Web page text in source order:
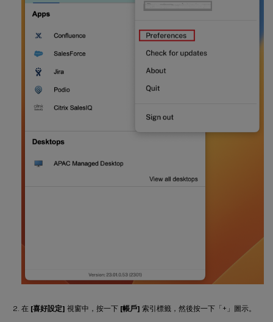
在 [喜好設定] 視窗中，按一下 [帳戶] 索引標籤，然後按一下「+」圖示。